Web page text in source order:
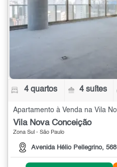
4 quartos 4 suítes
Vila Nova Conceição
Zona Sul - São Paulo
Avenida Hélio Pellegrino, 568